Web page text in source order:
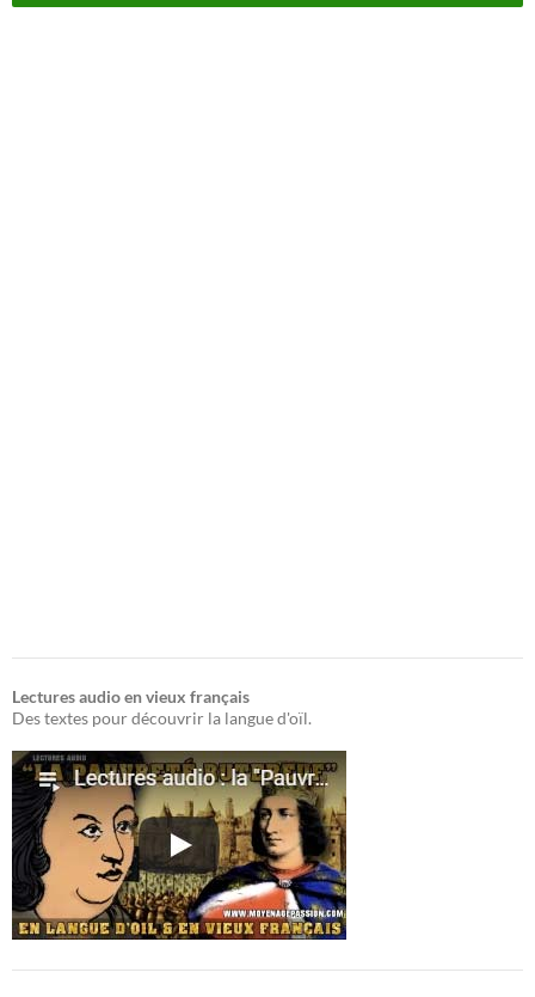
Lectures audio en vieux français
Des textes pour découvrir la langue d'oïl.